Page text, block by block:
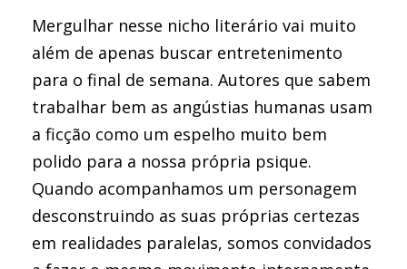
Mergulhar nesse nicho literário vai muito
além de apenas buscar entretenimento
para o final de semana. Autores que sabem
trabalhar bem as angústias humanas usam
a ficção como um espelho muito bem
polido para a nossa própria psique.
Quando acompanhamos um personagem
desconstruindo as suas próprias certezas
em realidades paralelas, somos convidados